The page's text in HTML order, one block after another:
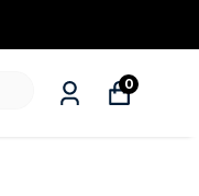
0